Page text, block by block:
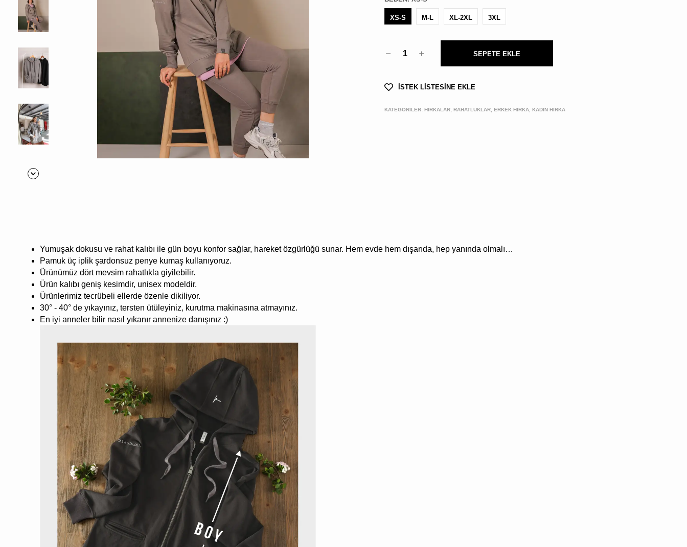
XS-S M-L XL-2XL 3XL
1 SEPETE EKLE
İSTEK LİSTESİNE EKLE
KATEGORİLER: HIRKALAR, RAHATLUKLAR, ERKEK HIRKA, KADIN HIRKA
Yumuşak dokusu ve rahat kalıbı ile gün boyu konfor sağlar, hareket özgürlüğü sunar. Hem evde hem dışarıda, hep yanında olmalı…
Pamuk üç iplik şardonsuz penye kumaş kullanıyoruz.
Ürünümüz dört mevsim rahatlıkla giyilebilir.
Ürün kalıbı geniş kesimdir, unisex modeldir.
Ürünlerimiz tecrübeli ellerde özenle dikiliyor.
30° - 40° de yıkayınız, tersten ütüleyiniz, kurutma makinasına atmayınız.
En iyi anneler bilir nasıl yıkanır annenize danışınız :)